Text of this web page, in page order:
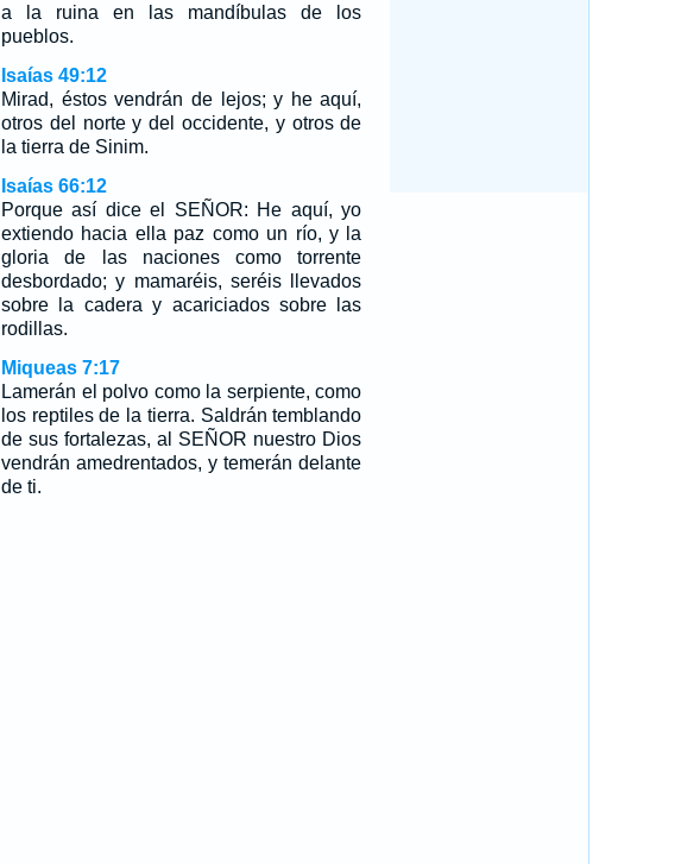
a la ruina en las mandíbulas de los
pueblos.
Isaías 49:12
Mirad, éstos vendrán de lejos; y he aquí,
otros del norte y del occidente, y otros de
la tierra de Sinim.
Isaías 66:12
Porque así dice el SEÑOR: He aquí, yo
extiendo hacia ella paz como un río, y la
gloria de las naciones como torrente
desbordado; y mamaréis, seréis llevados
sobre la cadera y acariciados sobre las
rodillas.
Miqueas 7:17
Lamerán el polvo como la serpiente, como
los reptiles de la tierra. Saldrán temblando
de sus fortalezas, al SEÑOR nuestro Dios
vendrán amedrentados, y temerán delante
de ti.